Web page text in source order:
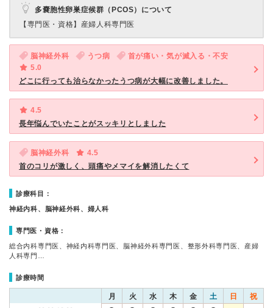
多嚢胞性卵巣症候群（PCOS）について
【専門医・資格】 産婦人科専門医
脳神経外科 うつ病
首が痛い・気が滅入る・不安
5.0
どこに行っても治らなかったうつ病が大幅に改善しました。
4.5
長年悩んでいたことがスッキリとしました
脳神経外科
4.5
首のコリが激しく、頭痛やメマイを解消したくて
診療科目：
神経内科、脳神経外科、婦人科
専門医・資格：
総合内科専門医、神経内科専門医、脳神経外科専門医、整形外科専門医、産婦
人科専門…
診療時間
月 火 水 木 金 土 日 祝